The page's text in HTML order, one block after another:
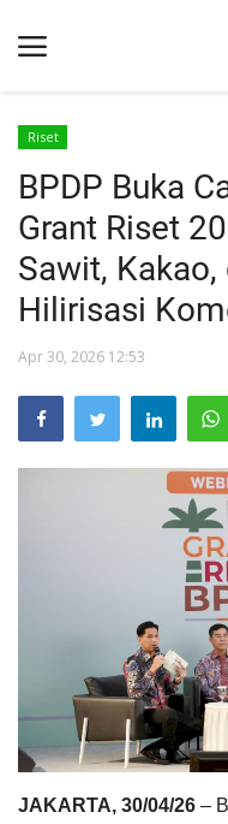
Informasi Publik
Program Layanan
Hubungi Kami
Riset
BPDP Buka
Grant Riset
Sawit,
Hilirisasi
Apr 30, 2026 12:53
JAKARTA, 30/04/26 –